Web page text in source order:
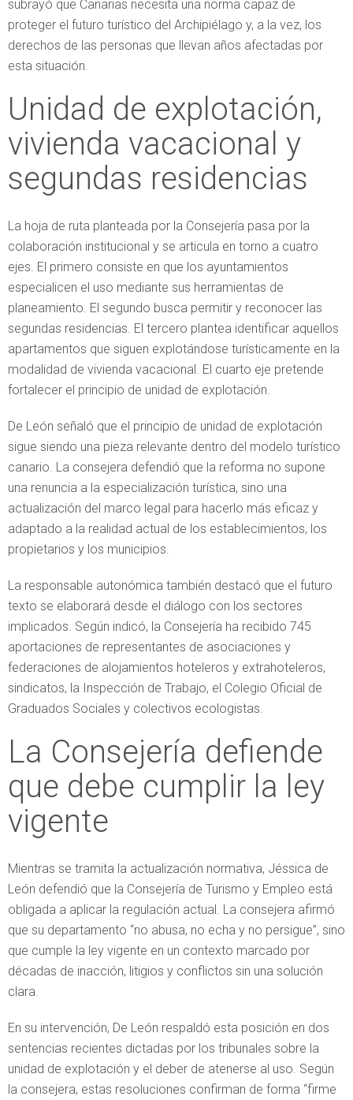
subrayó que Canarias necesita una norma capaz de
proteger el futuro turístico del Archipiélago y, a la vez, los
derechos de las personas que llevan años afectadas por
esta situación.
Unidad de explotación,
vivienda vacacional y
segundas residencias
La hoja de ruta planteada por la Consejería pasa por la
colaboración institucional y se articula en torno a cuatro
ejes. El primero consiste en que los ayuntamientos
especialicen el uso mediante sus herramientas de
planeamiento. El segundo busca permitir y reconocer las
segundas residencias. El tercero plantea identificar aquellos
apartamentos que siguen explotándose turísticamente en la
modalidad de vivienda vacacional. El cuarto eje pretende
fortalecer el principio de unidad de explotación.
De León señaló que el principio de unidad de explotación
sigue siendo una pieza relevante dentro del modelo turístico
canario. La consejera defendió que la reforma no supone
una renuncia a la especialización turística, sino una
actualización del marco legal para hacerlo más eficaz y
adaptado a la realidad actual de los establecimientos, los
propietarios y los municipios.
La responsable autonómica también destacó que el futuro
texto se elaborará desde el diálogo con los sectores
implicados. Según indicó, la Consejería ha recibido 745
aportaciones de representantes de asociaciones y
federaciones de alojamientos hoteleros y extrahoteleros,
sindicatos, la Inspección de Trabajo, el Colegio Oficial de
Graduados Sociales y colectivos ecologistas.
La Consejería defiende
que debe cumplir la ley
vigente
Mientras se tramita la actualización normativa, Jéssica de
León defendió que la Consejería de Turismo y Empleo está
obligada a aplicar la regulación actual. La consejera afirmó
que su departamento “no abusa, no echa y no persigue”, sino
que cumple la ley vigente en un contexto marcado por
décadas de inacción, litigios y conflictos sin una solución
clara.
En su intervención, De León respaldó esta posición en dos
sentencias recientes dictadas por los tribunales sobre la
unidad de explotación y el deber de atenerse al uso. Según
la consejera, estas resoluciones confirman de forma “firme